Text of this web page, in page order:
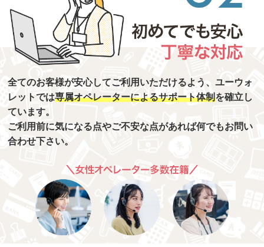
全てのお客様が安心してご利用いただけるよう、ユーウォ
レットでは専属オペレーターによるサポート体制を確立し
ています。
ご利用前に気になる点やご不安な点があれば何でもお問い
合わせ下さい。